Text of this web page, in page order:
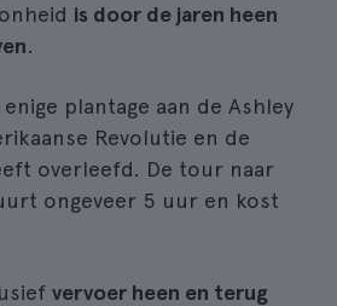
is door de jaren heen
.
plantage aan de Ashley
Revolutie en de
overleefd. De tour naar
ongeveer 5 uur en kost
vervoer heen en terug